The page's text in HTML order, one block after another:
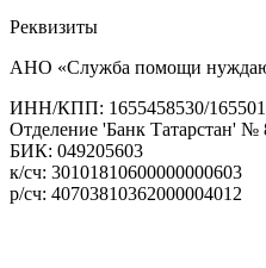
Реквизиты
АНО «Служба помощи
‌ИНН/КПП: 1655458530/
Отделение 'Банк Татарстан'
БИК: 049205603
‌к/сч: 30101810600000000603
р/сч: 40703810362000004012